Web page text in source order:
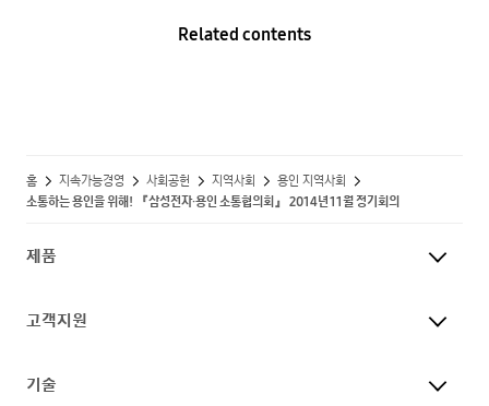
Related contents
홈 지속가능경영 사회공헌 지역사회
용인 지역사회
소통하는 용인을 위해! 『삼성전자·용인 소통협의회』 2014년 11월 정기회의
제품
고객지원
기술